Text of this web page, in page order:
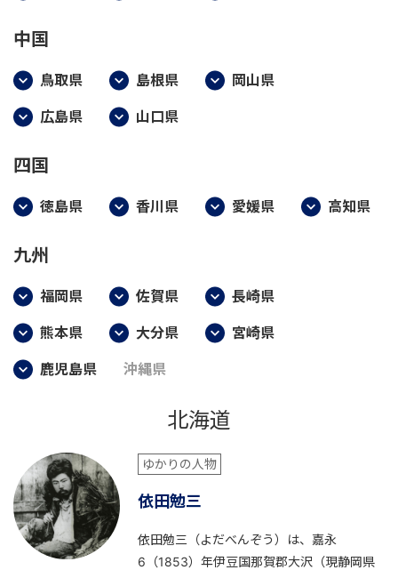
中国
鳥取県 島根県 岡山県
広島県 山口県
四国
徳島県 香川県 愛媛県 高知県
九州
福岡県 佐賀県 長崎県
熊本県 大分県 宮崎県
鹿児島県 沖縄県
北海道
ゆかりの人物
依田勉三
依田勉三（よだべんぞう）は、嘉永
6（1853）年伊豆国那賀郡大沢（現静岡県